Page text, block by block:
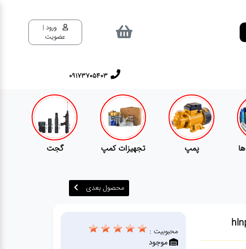
ورود |
عضویت
٠٩١٧٣٧٠٥٤٠٣
تجهیزات کمپ گجت
محصول بعدی
محبوبیت :
موجود